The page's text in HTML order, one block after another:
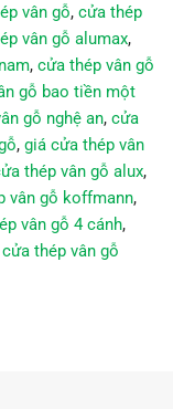
vân gỗ, cửa thép
vân gỗ alumax,
, cửa thép vân gỗ
gỗ bao tiền một
gỗ nghệ an, cửa
, giá cửa thép vân
thép vân gỗ alux,
vân gỗ koffmann,
vân gỗ 4 cánh,
thép vân gỗ